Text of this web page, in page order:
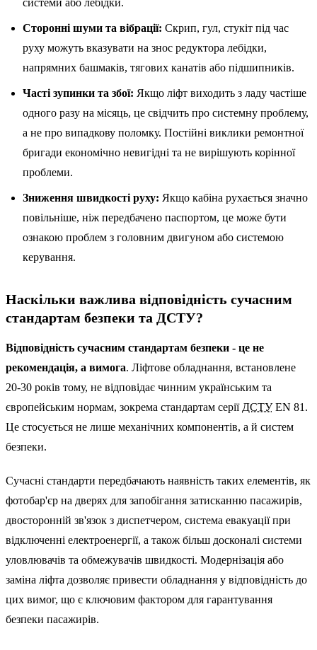
Сторонні шуми та вібрації: Скрип, гул, стукіт під час
руху можуть вказувати на знос редуктора лебідки,
напрямних башмаків, тягових канатів або підшипників.
Часті зупинки та збої: Якщо ліфт виходить з ладу частіше
одного разу на місяць, це свідчить про системну проблему,
а не про випадкову поломку. Постійні виклики ремонтної
бригади економічно невигідні та не вирішують корінної
проблеми.
Зниження швидкості руху: Якщо кабіна рухається значно
повільніше, ніж передбачено паспортом, це може бути
ознакою проблем з головним двигуном або системою
керування.
Наскільки важлива відповідність сучасним
стандартам безпеки та ДСТУ?
Відповідність сучасним стандартам безпеки - це не
рекомендація, а вимога. Ліфтове обладнання, встановлене
20-30 років тому, не відповідає чинним українським та
європейським нормам, зокрема стандартам серії ДСТУEN 81.
Це стосується не лише механічних компонентів, а й систем
безпеки.
Сучасні стандарти передбачають наявність таких елементів, як
фотобар'єр на дверях для запобігання затисканню пасажирів,
двосторонній зв'язок з диспетчером, система евакуації при
відключенні електроенергії, а також більш досконалі системи
уловлювачів та обмежувачів швидкості. Модернізація або
заміна ліфта дозволяє привести обладнання у відповідність до
цих вимог, що є ключовим фактором для гарантування
безпеки пасажирів.